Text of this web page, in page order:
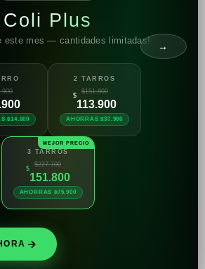
Coli Plus
este mes — cantidades limitadas!
$14.000
2 TARROS
$151.800
$
113.900
AHORRAS $37.900
3 TARROS
$227.700
$
151.800
AHORRAS $75.900
→